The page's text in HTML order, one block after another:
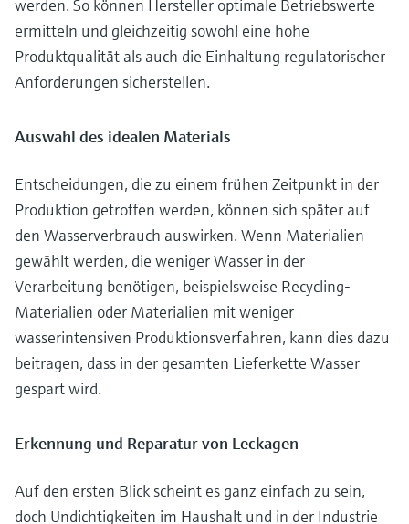
werden. So können Hersteller optimale Betriebswerte
ermitteln und gleichzeitig sowohl eine hohe
Produktqualität als auch die Einhaltung regulatorischer
Anforderungen sicherstellen.
Auswahl des idealen Materials
Entscheidungen, die zu einem frühen Zeitpunkt in der
Produktion getroffen werden, können sich später auf
den Wasserverbrauch auswirken. Wenn Materialien
gewählt werden, die weniger Wasser in der
Verarbeitung benötigen, beispielsweise Recycling-
Materialien oder Materialien mit weniger
wasserintensiven Produktionsverfahren, kann dies dazu
beitragen, dass in der gesamten Lieferkette Wasser
gespart wird.
Erkennung und Reparatur von Leckagen
Auf den ersten Blick scheint es ganz einfach zu sein,
doch Undichtigkeiten im Haushalt und in der Industrie